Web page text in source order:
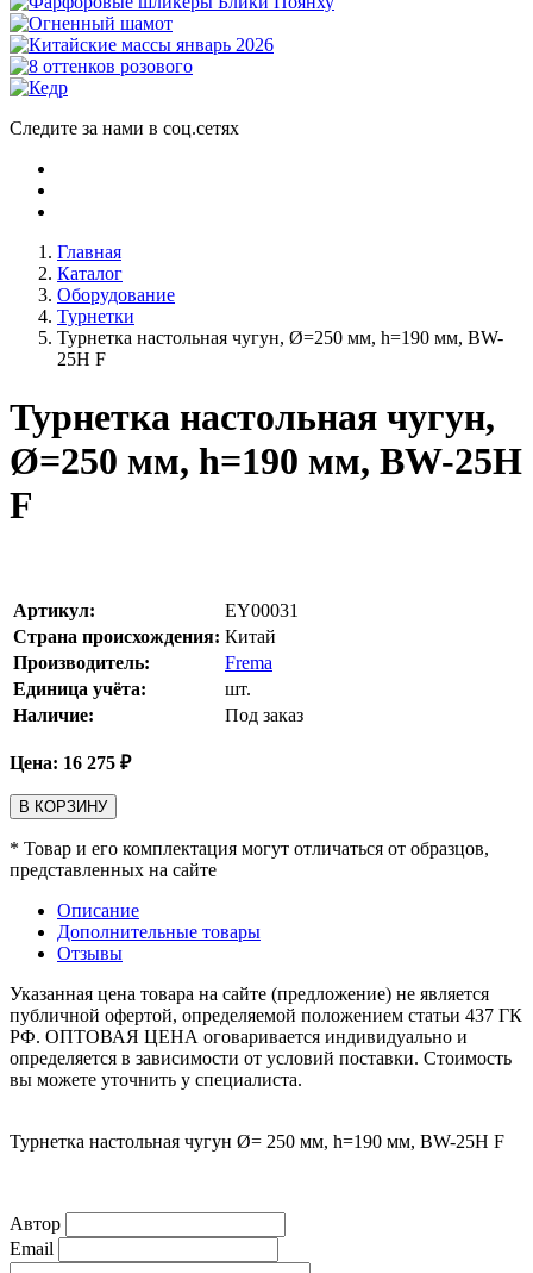
Следите за нами в соц.сетях
Главная
Каталог
Оборудование
Турнетки
Турнетка настольная чугун, Ø=250 мм, h=190 мм, BW-
25H F
Турнетка настольная чугун,
Ø=250 мм, h=190 мм, BW-25H
F
Артикул:
EY00031
Страна происхождения: Китай
Производитель:
Frema
Единица учёта:
шт.
Наличие:
Под заказ
Цена: 16 275 ₽
В КОРЗИНУ
* Товар и его комплектация могут отличаться от образцов,
представленных на сайте
Описание
Дополнительные товары
Отзывы
Указанная цена товара на сайте (предложение) не является
публичной офертой, определяемой положением статьи 437 ГК
РФ. ОПТОВАЯ ЦЕНА оговаривается индивидуально и
определяется в зависимости от условий поставки. Стоимость
вы можете уточнить у специалиста.
Турнетка настольная чугун Ø= 250 мм, h=190 мм, BW-25H F
Автор
Email